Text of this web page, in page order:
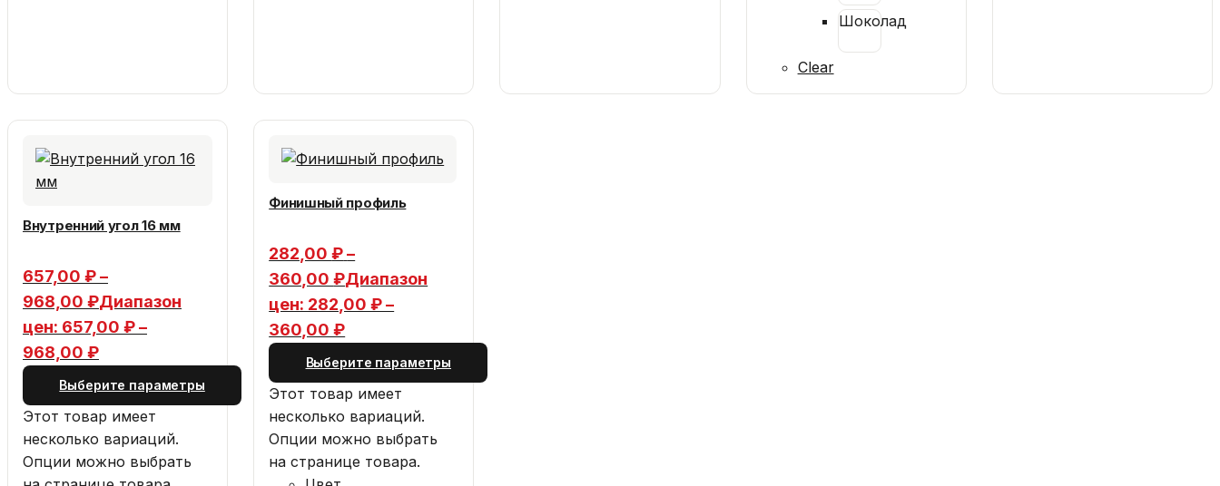
Шоколад
Clear
Внутренний угол 16 мм
657,00 ₽–
968,00 ₽Диапазон
цен: 657,00 ₽ –
968,00 ₽
Выберите параметры
Этот товар имеет
несколько вариаций.
Опции можно выбрать
Финишный профиль
282,00₽–
360,00₽Диапазон
цен: 282,00 ₽ –
360,00 ₽
Выберите параметры
Этот товар имеет
несколько вариаций.
Опции можно выбрать
на странице товара.